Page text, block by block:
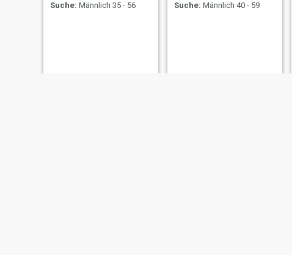
Suche: Männlich 35 - 56
Suche: Männlich 40 - 59